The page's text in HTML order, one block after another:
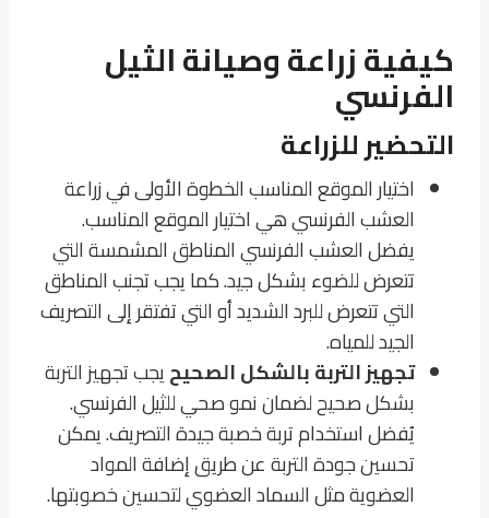
كيفية زراعة وصيانة الثيل
الفرنسي
التحضير للزراعة
اختيار الموقع المناسب الخطوة الأولى في زراعة
العشب الفرنسي هي اختيار الموقع المناسب.
يفضل العشب الفرنسي المناطق المشمسة التي
تتعرض للضوء بشكل جيد. كما يجب تجنب المناطق
التي تتعرض للبرد الشديد أو التي تفتقر إلى التصريف
الجيد للمياه.
تجهيز التربة بالشكل الصحيحيجب تجهيز التربة
بشكل صحيح لضمان نمو صحي للثيل الفرنسي.
يُفضل استخدام تربة خصبة جيدة التصريف. يمكن
تحسين جودة التربة عن طريق إضافة المواد
العضوية مثل السماد العضوي لتحسين خصوبتها.